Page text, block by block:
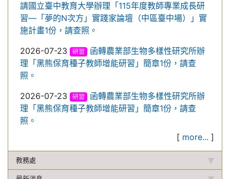
請國立臺中教育大學辦理「115年度教師專業成長研
習—「夢的N次方」實踐家論壇（中區臺中場）」實
施計畫1份，請查照。
2026-07-23
研習
函轉農業部生物多樣性研究所辦
理「黑熊保育種子教師增能研習」簡章1份，請查
照。
2026-07-23
研習
函轉農業部生物多樣性研究所辦
理「黑熊保育種子教師增能研習」簡章1份，請查
照。
[ more... ]
教務處